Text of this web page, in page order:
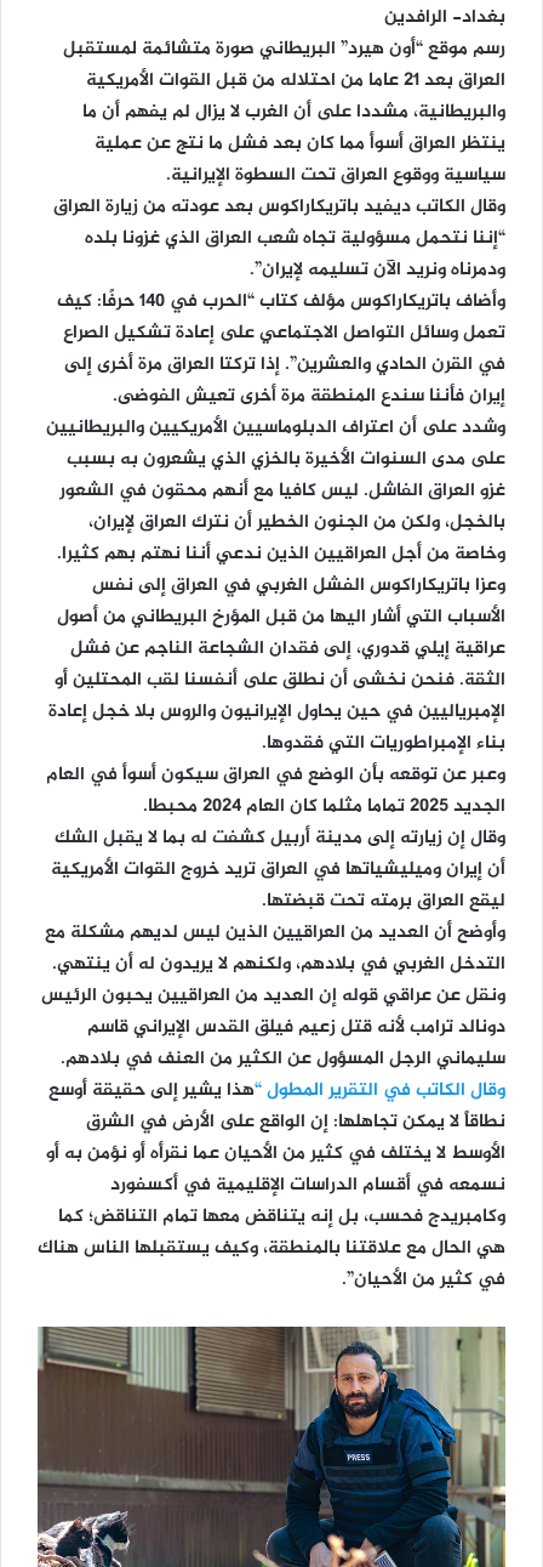
بغداد- الرافدين
رسم موقع “أون هيرد” البريطاني صورة متشائمة لمستقبل
العراق بعد 21 عاما من احتلاله من قبل القوات الأمريكية
والبريطانية، مشددا على أن الغرب لا يزال لم يفهم أن ما
ينتظر العراق أسوأ مما كان بعد فشل ما نتج عن عملية
سياسية ووقوع العراق تحت السطوة الإيرانية.
وقال الكاتب ديفيد باتريكاراكوس بعد عودته من زيارة العراق
“إننا نتحمل مسؤولية تجاه شعب العراق الذي غزونا بلده
ودمرناه ونريد الآن تسليمه لإيران”.
وأضاف باتريكاراكوس مؤلف كتاب “الحرب في 140 حرفًا: كيف
تعمل وسائل التواصل الاجتماعي على إعادة تشكيل الصراع
في القرن الحادي والعشرين”. إذا تركتا العراق مرة أخرى إلى
إيران فأننا سندع المنطقة مرة أخرى تعيش الفوضى.
وشدد على أن اعتراف الدبلوماسيين الأمريكيين والبريطانيين
على مدى السنوات الأخيرة بالخزي الذي يشعرون به بسبب
غزو العراق الفاشل. ليس كافيا مع أنهم محقون في الشعور
بالخجل، ولكن من الجنون الخطير أن نترك العراق لإيران،
وخاصة من أجل العراقيين الذين ندعي أننا نهتم بهم كثيرا.
وعزا باتريكاراكوس الفشل الغربي في العراق إلى نفس
الأسباب التي أشار اليها من قبل المؤرخ البريطاني من أصول
عراقية إيلي قدوري، إلى فقدان الشجاعة الناجم عن فشل
الثقة. فنحن نخشى أن نطلق على أنفسنا لقب المحتلين أو
الإمبرياليين في حين يحاول الإيرانيون والروس بلا خجل إعادة
بناء الإمبراطوريات التي فقدوها.
وعبر عن توقعه بأن الوضع في العراق سيكون أسوأ في العام
الجديد 2025 تماما مثلما كان العام 2024 محبطا.
وقال إن زيارته إلى مدينة أربيل كشفت له بما لا يقبل الشك
أن إيران وميليشياتها في العراق تريد خروج القوات الأمريكية
ليقع العراق برمته تحت قبضتها.
وأوضح أن العديد من العراقيين الذين ليس لديهم مشكلة مع
التدخل الغربي في بلادهم، ولكنهم لا يريدون له أن ينتهي.
ونقل عن عراقي قوله إن العديد من العراقيين يحبون الرئيس
دونالد ترامب لأنه قتل زعيم فيلق القدس الإيراني قاسم
سليماني الرجل المسؤول عن الكثير من العنف في بلادهم.
وقال الكاتب في التقرير المطول “هذا يشير إلى حقيقة أوسع
نطاقاً لا يمكن تجاهلها: إن الواقع على الأرض في الشرق
الأوسط لا يختلف في كثير من الأحيان عما نقرأه أو نؤمن به أو
نسمعه في أقسام الدراسات الإقليمية في أكسفورد
وكامبريدج فحسب، بل إنه يتناقض معها تمام التناقض؛ كما
هي الحال مع علاقتنا بالمنطقة، وكيف يستقبلها الناس هناك
في كثير من الأحيان”.